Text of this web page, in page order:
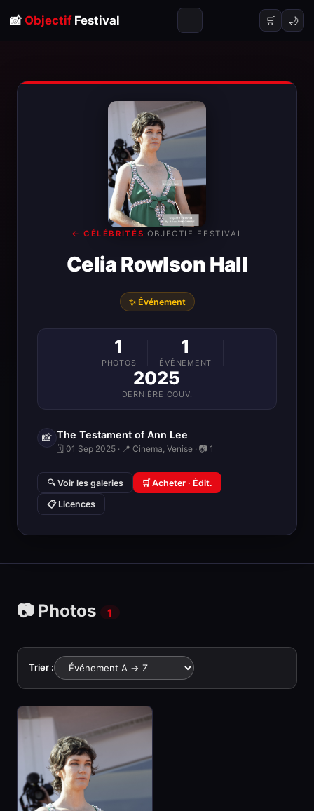
📸 ObjectifFestival 🛒 🌙
← CÉLÉBRITÉS· OBJECTIF FESTIVAL
Celia Rowlson Hall
✨ Événement
1
PHOTOS
1
ÉVÉNEMENT
2025
DERNIÈRE COUV.
📸 The Testament of Ann Lee
🗓 01 Sep 2025 · 📍 Cinema, Venise · 📷 1
🔍 Voir les galeries 🛒 Acheter · Édit.
📋 Licences
📷 Photos 1
Trier :